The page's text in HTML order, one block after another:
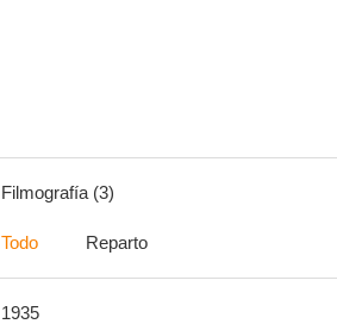
Filmografía (3)
Todo Reparto
1935